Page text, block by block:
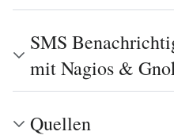
SMS
mit Nagios &
Quellen